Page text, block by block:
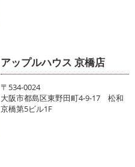
アップルハウス 京橋店
〒534-0024
大阪市都島区東野田町4-9-17 松和
京橋第5ビル1F